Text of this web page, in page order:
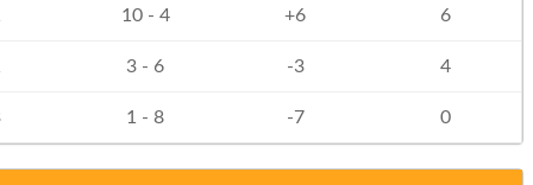
10 - 4 +6 6
3 - 6 -3 4
1 - 8 -7 0